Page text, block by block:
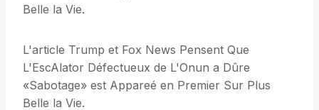
Belle la Vie.
L'article Trump et Fox News Pensent Que
L'EscAlator Défectueux de L'Onun a Dûre
«Sabotage» est Appareé en Premier Sur Plus
Belle la Vie.